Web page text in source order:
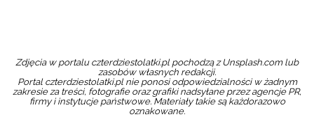
Zdjęcia w portalu czterdziestolatki.pl pochodzą z Unsplash.com lub
zasobów własnych redakcji.
Portal czterdziestolatki.pl nie ponosi odpowiedzialności w żadnym
zakresie za treści, fotografie oraz grafiki nadsyłane przez agencje PR,
firmy i instytucje państwowe. Materiały takie są każdorazowo
oznakowane.